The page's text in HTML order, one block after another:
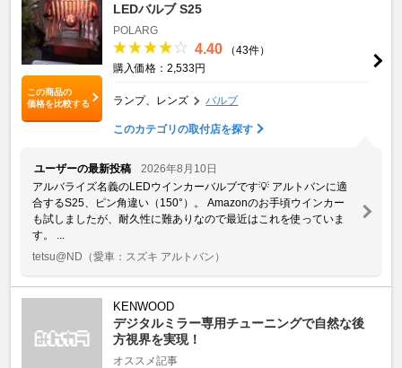
この商品の
価格を比較する
LEDバルブ S25
POLARG
4.40
（43件）
購入価格：2,533円
ランプ、レンズ バルブ
このカテゴリの取付店を探す
ユーザーの最新投稿
2026年8月10日
アルバライズ名義のLEDウインカーバルブです💡 アルトバンに適
合するS25、ピン角違い（150°）。 Amazonのお手頃ウインカー
も試しましたが、耐久性に難ありなので最近はこれを使っていま
す。 ...
tetsu@ND （愛車：スズキ アルトバン）
KENWOOD
デジタルミラー専用チューニングで自然な後
方視界を実現！
オススメ記事